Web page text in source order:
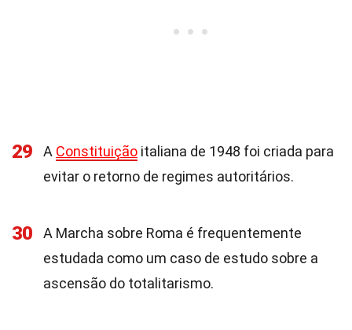
29 A Constituição italiana de 1948 foi criada para
evitar o retorno de regimes autoritários.
30
A Marcha sobre Roma é frequentemente
estudada como um caso de estudo sobre a
ascensão do totalitarismo.